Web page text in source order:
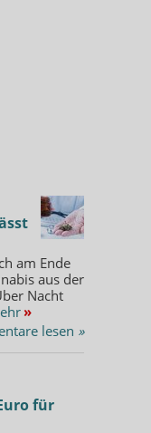
am Ende
aus der
Nacht
»
lesen »
für